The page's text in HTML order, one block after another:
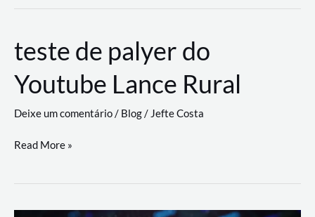
revoluciona
de
trabalho
com
a
workflows
teste de palyer do
Youtube Lance Rural
Deixe um comentário/ Blog/ Jefte Costa
teste
palyer
Read More »